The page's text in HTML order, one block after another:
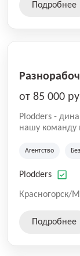
Подробнее
от 85 000
Plodders -
нашу команду
на рынке
оказываемых
Агентство
Plodders
Красногорск/
Подробнее